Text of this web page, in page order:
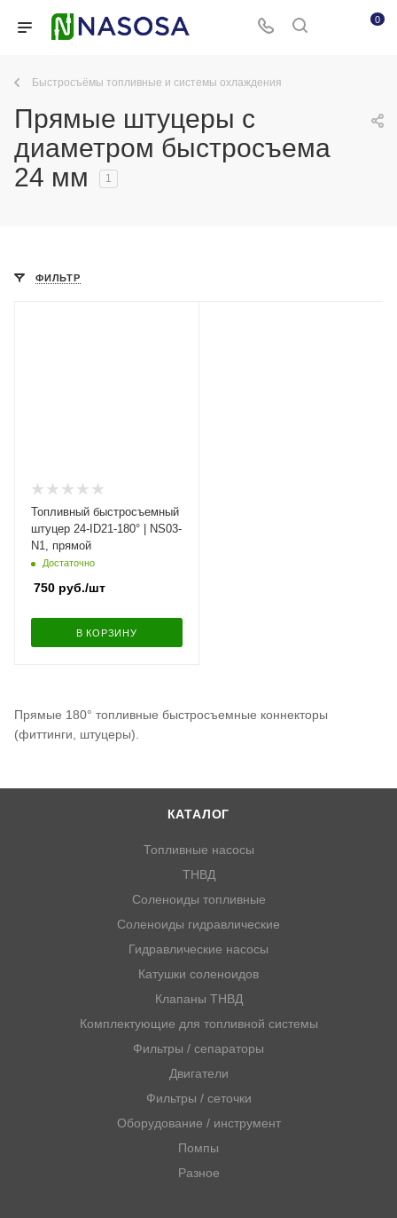
0
Быстросъёмы топливные и системы охлаждения
Прямые штуцеры с
диаметром быстросъема
24 мм
1
ФИЛЬТР
Топливный быстросъемный
штуцер 24-ID21-180° | NS03-
N1, прямой
Достаточно
750 руб./шт
В КОРЗИНУ
Прямые 180° топливные быстросъемные коннекторы
(фиттинги, штуцеры).
КАТАЛОГ
Топливные насосы
ТНВД
Соленоиды топливные
Соленоиды гидравлические
Гидравлические насосы
Катушки соленоидов
Клапаны ТНВД
Комплектующие для топливной системы
Фильтры / сепараторы
Двигатели
Фильтры / сеточки
Оборудование / инструмент
Помпы
Разное